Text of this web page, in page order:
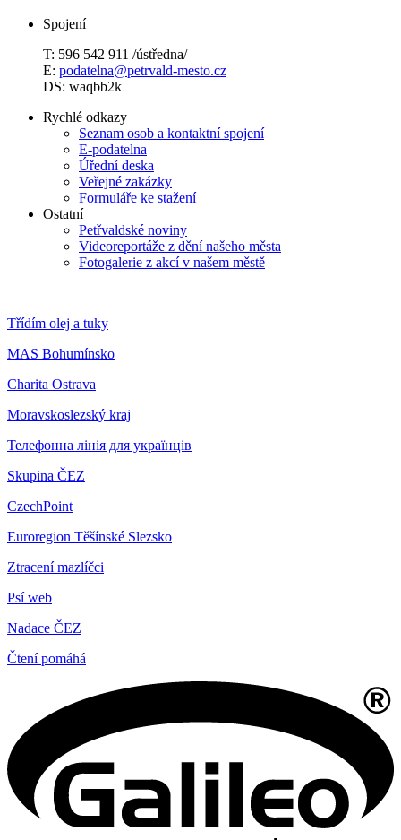
Spojení
T: 596 542 911 /ústředna/
E: podatelna@petrvald-mesto.cz
DS: waqbb2k
Rychlé odkazy
Seznam osob a kontaktní spojení
E-podatelna
Úřední deska
Veřejné zakázky
Formuláře ke stažení
Ostatní
Petřvaldské noviny
Videoreportáže z dění našeho města
Fotogalerie z akcí v našem městě
Třídím olej a tuky
MAS Bohumínsko
Charita Ostrava
Moravskoslezský kraj
Телефонна лінія для українців
Skupina ČEZ
CzechPoint
Euroregion Těšínské Slezsko
Ztracení mazlíčci
Psí web
Nadace ČEZ
Čtení pomáhá